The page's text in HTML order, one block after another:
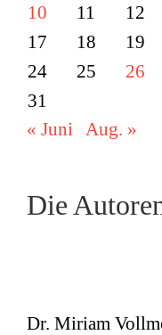
10
11 12
17
18 19
24
25 26
31
« Juni
Aug. »
Die
Dr. Miriam